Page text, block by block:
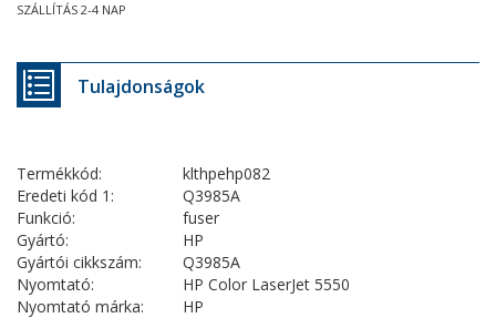
SZÁLLÍTÁS 2-4 NAP
Tulajdonságok
Termékkód:
klthpehp082
Eredeti kód 1:
Q3985A
Funkció:
fuser
Gyártó:
HP
Gyártói cikkszám:
Q3985A
Nyomtató:
HP Color LaserJet 5550
Nyomtató márka:
HP